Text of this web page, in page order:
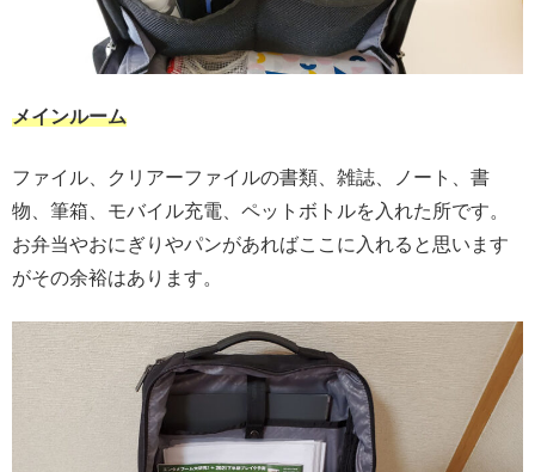
メインルーム
ファイル、クリアーファイルの書類、雑誌、ノート、書
物、筆箱、モバイル充電、ペットボトルを入れた所です。
お弁当やおにぎりやパンがあればここに入れると思います
がその余裕はあります。